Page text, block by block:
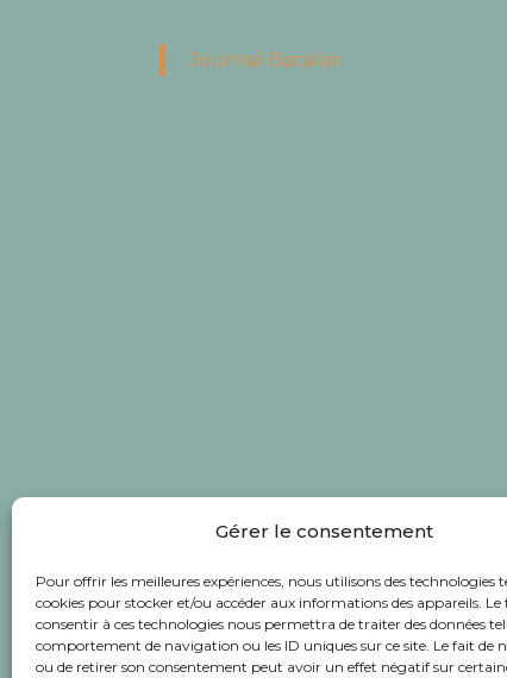
Gérer le consentement
Pour offrir les meilleures expériences, nous utilisons des technologies
cookies pour stocker et/ou accéder aux informations des appareils. Le
consentir à ces technologies nous permettra de traiter des données
comportement de navigation ou les ID uniques sur ce site. Le fait de
ou de retirer son consentement peut avoir un effet négatif sur
Journal Bacalan